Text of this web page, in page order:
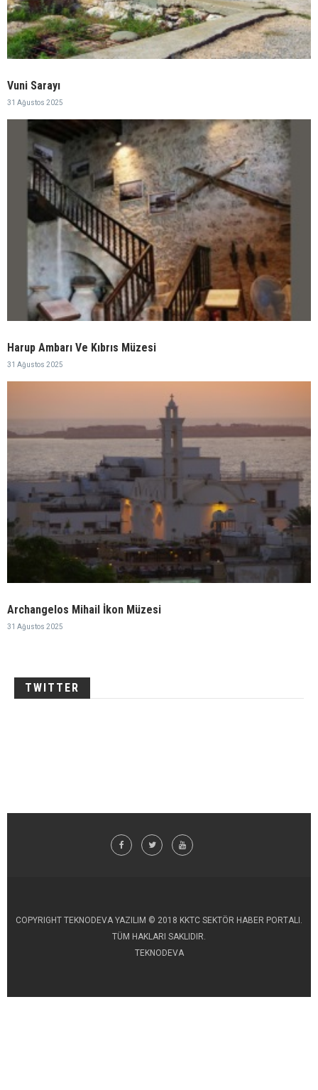
Vuni Sarayı
31 Ağustos 2025
Harup Ambarı Ve Kıbrıs Müzesi
31 Ağustos 2025
Archangelos Mihail İkon Müzesi
31 Ağustos 2025
TWITTER
COPYRIGHT TEKNODEVA YAZILIM © 2018 KKTC SEKTÖR HABER PORTALI.
TÜM HAKLARI SAKLIDIR.
TEKNODEVA